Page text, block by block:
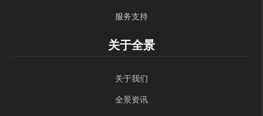
服务支持
关于全景
关于我们
全景资讯